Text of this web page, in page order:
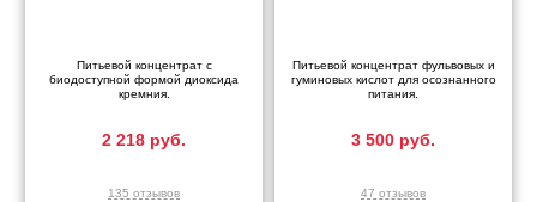
Питьевой концентрат с
биодоступной формой диоксида
кремния.
2 218 руб.
135 отзывов
Питьевой концентрат фульвовых и
гуминовых кислот для осознанного
питания.
3 500 руб.
47 отзывов